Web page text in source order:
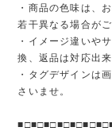
・商品の色味は、
若干異なる場合がご
・イメージ違いや
換、返品は対応出来
・タグデザインは
さいませ。